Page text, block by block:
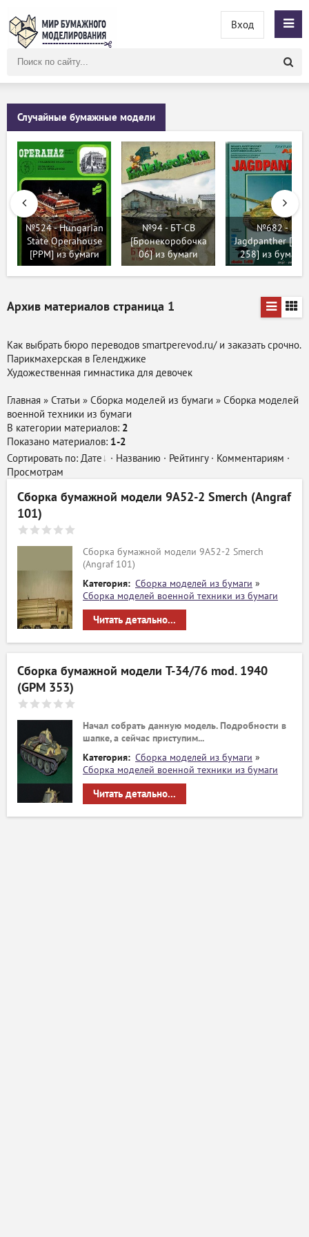
сайту
Вход
Случайные бумажные модели
№524 - Hungarian
State Operahouse
[PPM] из бумаги
№94 - БТ-СВ
[Бронекоробочка
06] из бумаги
№682 -
Jagdpanther
258] из бумаги
Архив материалов страница 1
Как выбрать бюро переводов smartperevod.ru/ и заказать срочно.
Парикмахерская в Геленджике
Художественная гимнастика для девочек
Главная » Статьи » Сборка моделей из бумаги » Сборка моделей
военной техники из бумаги
В категории материалов: 2
Показано материалов: 1-2
Сортировать по: Дате · Названию · Рейтингу· Комментариям ·
Просмотрам
Сборка бумажной модели 9A52-2 Smerch (Angraf
101)
Сборка бумажной модели 9A52-2 Smerch
(Angraf 101)
Категория: Сборка моделей из бумаги »
Сборка моделей военной техники из бумаги
Читать детально...
Сборка бумажной модели T-34/76 mod. 1940
(GPM 353)
Начал собрать данную модель. Подробности в
шапке, а сейчас приступим...
Категория: Сборка моделей из бумаги »
Сборка моделей военной техники из бумаги
Читать детально...